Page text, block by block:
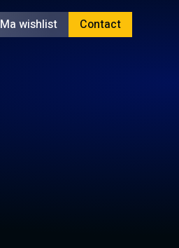
Ma wishlist Contact